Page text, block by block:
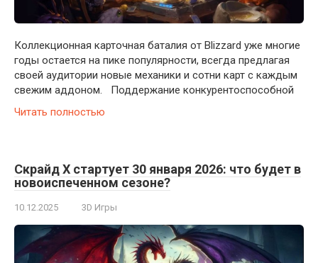
Коллекционная карточная баталия от Blizzard уже многие
годы остается на пике популярности, всегда предлагая
своей аудитории новые механики и сотни карт с каждым
свежим аддоном. Поддержание конкурентоспособной
Читать полностью
Скрайд X стартует 30 января 2026: что будет в
новоиспеченном сезоне?
10.12.2025 3D Игры